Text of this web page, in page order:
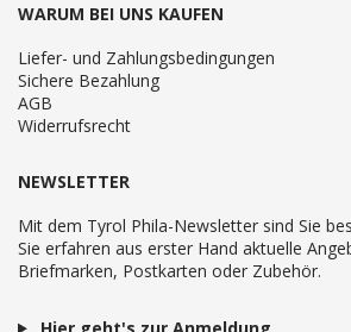
WARUM BEI UNS KAUFEN
Liefer- und Zahlungsbedingungen
Sichere Bezahlung
AGB
Widerrufsrecht
NEWSLETTER
Mit dem Tyrol Phila-Newsletter sind Sie
Sie erfahren aus erster Hand aktuelle
Briefmarken, Postkarten oder Zubehör.